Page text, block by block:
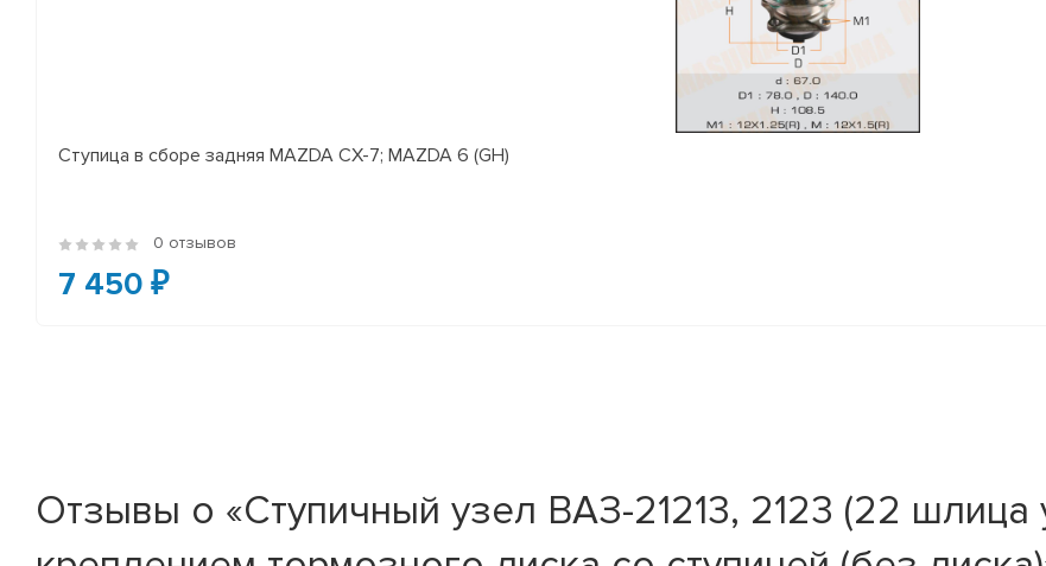
Ступица в сборе задняя MAZDA CX-7; MAZDA 6 (GH)
0 отзывов
7 450 ₽
Отзывы о «Ступичный узел ВАЗ-21213, 2123 (22 шлица